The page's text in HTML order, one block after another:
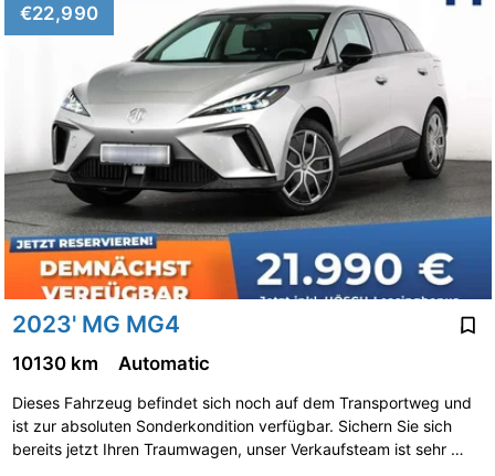
€22,990
2023' MG MG4
10130 km Automatic
Dieses Fahrzeug befindet sich noch auf dem Transportweg und
ist zur absoluten Sonderkondition verfügbar. Sichern Sie sich
bereits jetzt Ihren Traumwagen, unser Verkaufsteam ist sehr …